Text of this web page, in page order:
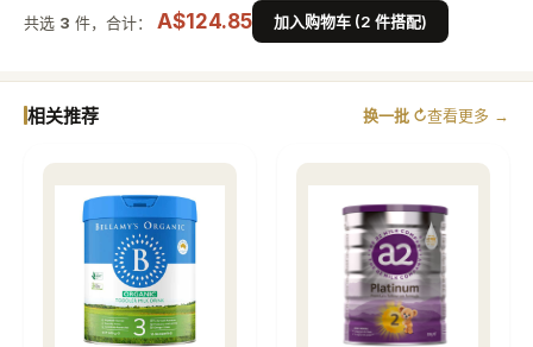
共选 3 件，合计： A$124.85 加入购物车 (2 件搭配)
相关推荐 换一批 ↻查看更多 →